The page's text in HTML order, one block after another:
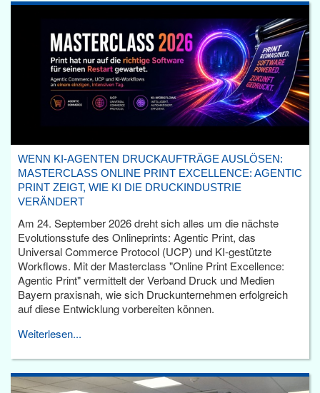
WENN KI-AGENTEN DRUCKAUFTRÄGE AUSLÖSEN:
MASTERCLASS ONLINE PRINT EXCELLENCE: AGENTIC
PRINT ZEIGT, WIE KI DIE DRUCKINDUSTRIE
VERÄNDERT
Am 24. September 2026 dreht sich alles um die nächste
Evolutionsstufe des Onlineprints: Agentic Print, das
Universal Commerce Protocol (UCP) und KI-gestützte
Workflows. Mit der Masterclass "Online Print Excellence:
Agentic Print" vermittelt der Verband Druck und Medien
Bayern praxisnah, wie sich Druckunternehmen erfolgreich
auf diese Entwicklung vorbereiten können.
Weiterlesen...